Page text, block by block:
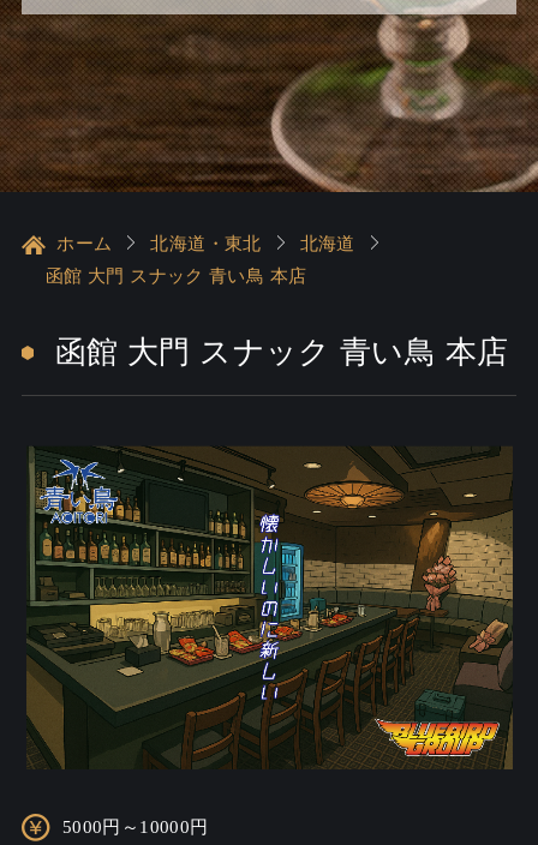
ホーム 北海道・東北
北海道
函館 大門 スナック 青い鳥 本店
函館 大門 スナック 青い鳥 本店
5000円～10000円